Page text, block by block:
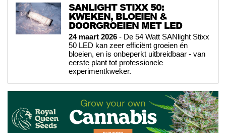
SANLIGHT STIXX 50:
KWEKEN, BLOEIEN &
DOORGROEIEN MET LED
24 maart 2026 - De 54 Watt SANlight Stixx
50 LED kan zeer efficiënt groeien én
bloeien, en is onbeperkt uitbreidbaar - van
eerste plant tot professionele
experimentkweker.